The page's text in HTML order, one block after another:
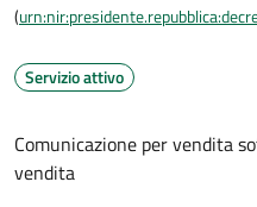
(
Servizio attivo
Comunicazione per vendita
vendita